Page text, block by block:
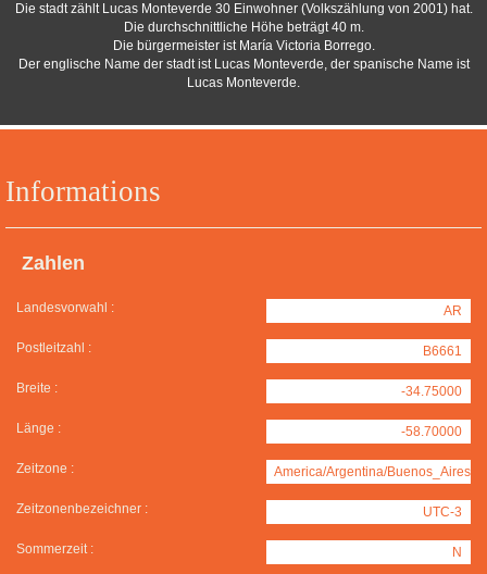
Informations
Zahlen
Landesvorwahl : AR
Postleitzahl : B6661
Breite : -34.75000
Länge : -58.70000
Zeitzone : America/Argentina/Buenos_Aires
Zeitzonenbezeichner : UTC-3
Sommerzeit : N
Die stadt zählt Lucas Monteverde 30 Einwohner (Volkszählung von 2001) hat.
Die durchschnittliche Höhe beträgt 40 m.
Die bürgermeister ist María Victoria Borrego.
Der englische Name der stadt ist Lucas Monteverde, der spanische Name ist
Lucas Monteverde.